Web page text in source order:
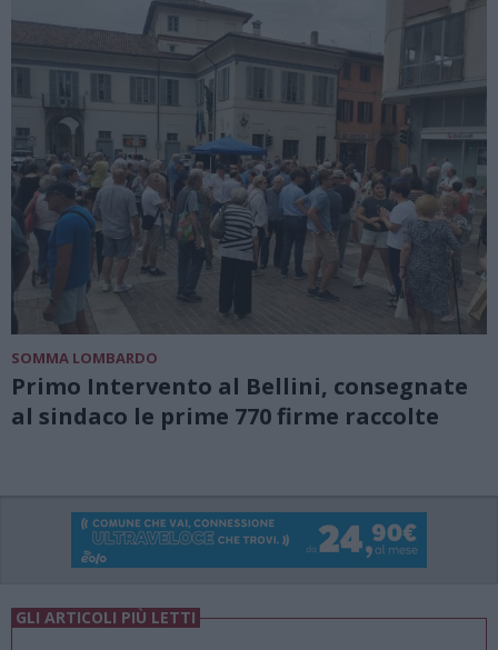
SOMMA LOMBARDO
Primo Intervento al Bellini, consegnate
al sindaco le prime 770 firme raccolte
GLI ARTICOLI PIÙ LETTI